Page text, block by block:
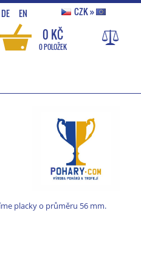
DE EN CZK»
0 KČ
0 POLOŽEK
placky o průměru 56 mm.